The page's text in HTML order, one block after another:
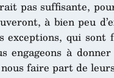
pas suffisante,
à bien peu
exceptions, qui
engageons à
faire part de